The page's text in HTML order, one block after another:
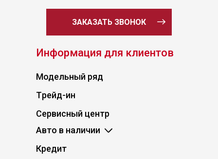
Информация для клиентов
Модельный ряд
Авто в наличии
Tрейд-ин
Кредит
Сервисный центр
ЗАКАЗАТЬ ЗВОНОК